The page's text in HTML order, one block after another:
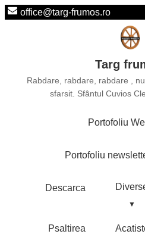
office@targ-frumos.ro
Targ
Rabdare, rabdare, rabdare ,
sfarsit. Sfântul Cuvios
Portofoliu
Portofoliu
Descarca
Psaltirea